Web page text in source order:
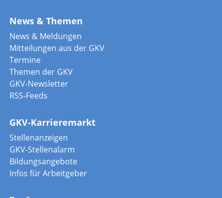
News & Themen
News & Meldungen
Mitteilungen aus der GKV
Termine
Themen der GKV
GKV-Newsletter
RSS-Feeds
GKV-Karrieremarkt
Stellenanzeigen
GKV-Stellenalarm
Bildungsangebote
Infos für Arbeitgeber